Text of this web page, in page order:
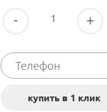
- +